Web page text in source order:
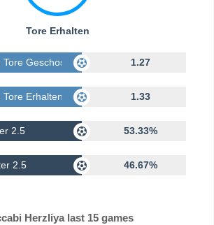
Tore Erhalten
Tore Geschossen 1.27
Tore Erhalten 1.33
2.5 53.33%
2.5 46.67%
Herzliya last 15 games